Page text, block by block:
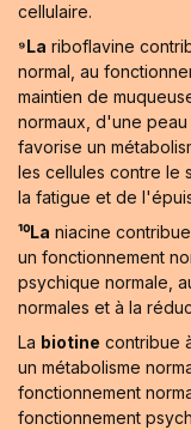
cellulaire.
⁹La riboflavine
normal, au
maintien de
normaux, d'une peau
favorise un
les cellules contre le
la fatigue et de
¹⁰La niacine
un fonctionnement
psychique normale,
normales et à la
La biotine contribue
un métabolisme
fonctionnement
fonctionnement